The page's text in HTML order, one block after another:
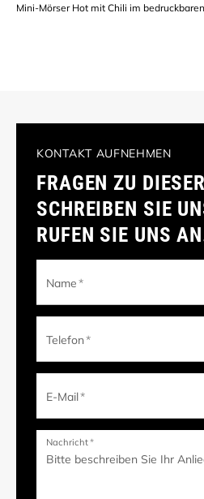
Mini-Mörser Hot mit Chili im
KONTAKT AUFNEHMEN
FRAGEN ZU
SCHREIBEN SIE
RUFEN SIE UNS
Name*
Telefon*
E-Mail*
Nachricht*